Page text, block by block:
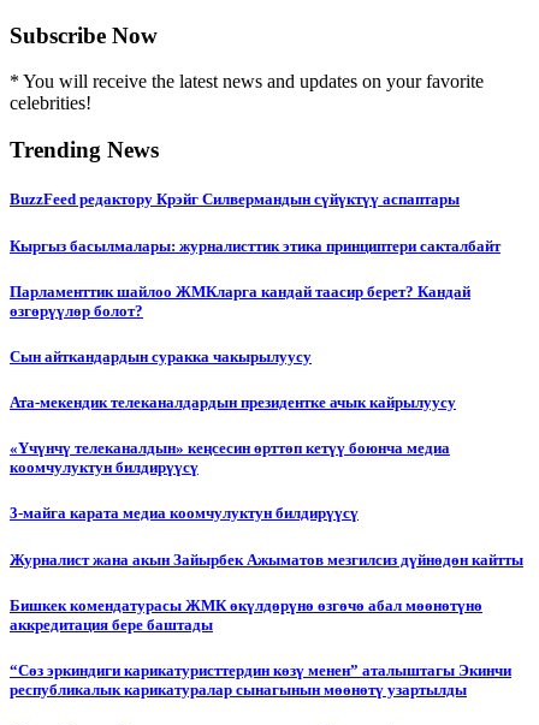
Subscribe Now
* You will receive the latest news and updates on your favorite
celebrities!
Trending News
BuzzFeed редактору Крэйг Силвермандын сүйүктүү аспаптары
Кыргыз басылмалары: журналисттик этика принциптери сакталбайт
Парламенттик шайлоо ЖМКларга кандай таасир берет? Кандай
өзгөрүүлөр болот?
Сын айткандардын суракка чакырылуусу
Ата-мекендик телеканалдардын президентке ачык кайрылуусу
«Үчүнчү телеканалдын» кеңсесин өрттөп кетүү боюнча медиа
коомчулуктун билдирүүсү
3-майга карата медиа коомчулуктун билдирүүсү
Журналист жана акын Зайырбек Ажыматов мезгилсиз дүйнөдөн кайтты
Бишкек комендатурасы ЖМК өкүлдөрүнө өзгөчө абал мөөнөтүнө
аккредитация бере баштады
“Сөз эркиндиги карикатуристтердин көзү менен” аталыштагы Экинчи
республикалык карикатуралар сынагынын мөөнөтү узартылды